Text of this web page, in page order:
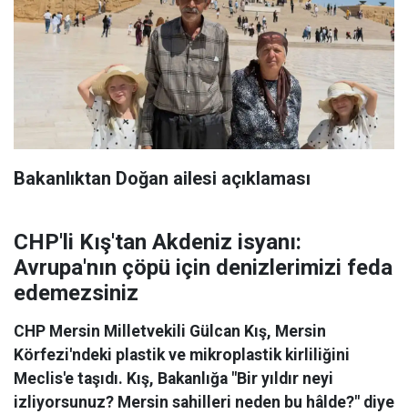
Bakanlıktan Doğan ailesi açıklaması
CHP'li Kış'tan Akdeniz isyanı:
Avrupa'nın çöpü için denizlerimizi feda
edemezsiniz
CHP Mersin Milletvekili Gülcan Kış, Mersin
Körfezi'ndeki plastik ve mikroplastik kirliliğini
Meclis'e taşıdı. Kış, Bakanlığa "Bir yıldır neyi
izliyorsunuz? Mersin sahilleri neden bu hâlde?" diye